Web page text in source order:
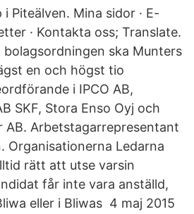
Piteälven. Mina sidor · E-
· Kontakta oss; Translate.
bolagsordningen ska Munters
en och högst tio
i IPCO AB,
SKF, Stora Enso Oyj och
AB. Arbetstagarrepresentant
Organisationerna Ledarna
rätt att utse varsin
får inte vara anställd,
eller i Bliwas 4 maj 2015